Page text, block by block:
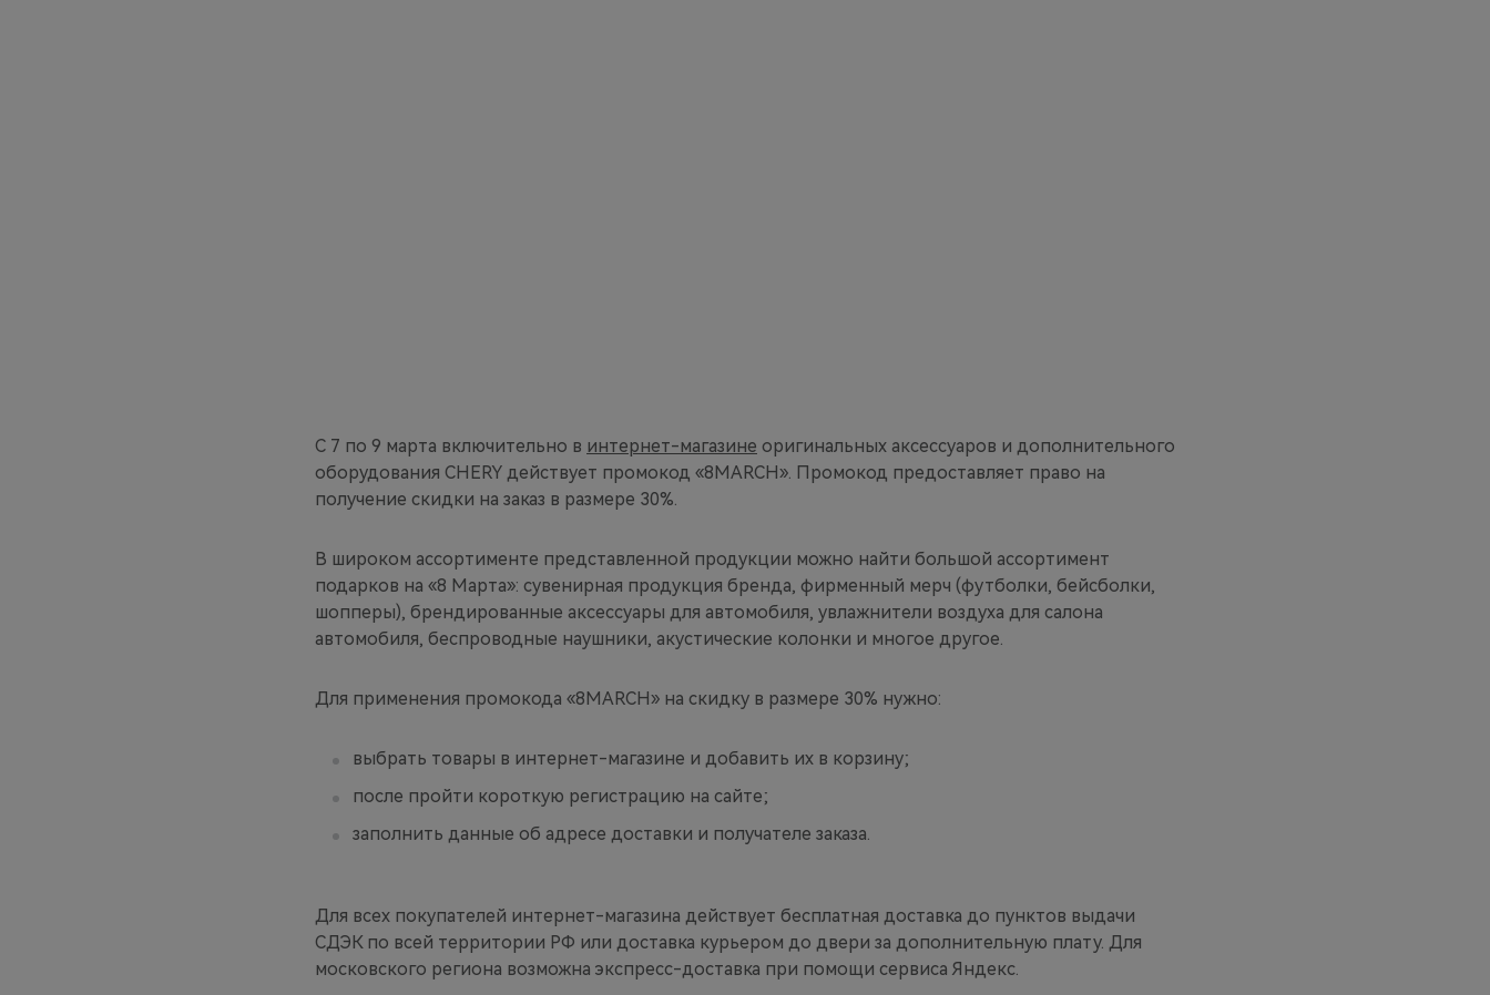
С 7 по 9 марта включительно в интернет-магазине оригинальных аксессуаров и дополнительного
оборудования CHERY действует промокод «8MARCH». Промокод предоставляет право на
получение скидки на заказ в размере 30%.
В широком ассортименте представленной продукции можно найти большой ассортимент
подарков на «8 Марта»: сувенирная продукция бренда, фирменный мерч (футболки, бейсболки,
шопперы), брендированные аксессуары для автомобиля, увлажнители воздуха для салона
автомобиля, беспроводные наушники, акустические колонки и многое другое.
Для применения промокода «8MARCH» на скидку в размере 30% нужно:
выбрать товары в интернет-магазине и добавить их в корзину;
после пройти короткую регистрацию на сайте;
заполнить данные об адресе доставки и получателе заказа.
Для всех покупателей интернет-магазина действует бесплатная доставка до пунктов выдачи
СДЭК по всей территории РФ или доставка курьером до двери за дополнительную плату. Для
московского региона возможна экспресс-доставка при помощи сервиса Яндекс.